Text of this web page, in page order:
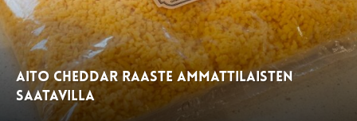
Aito Cheddar Raaste ammattilaisten
saatavilla